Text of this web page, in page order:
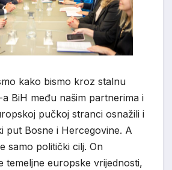
kako bismo kroz stalnu
BiH među našim partnerima i
pučkoj stranci osnažili i
put Bosne i Hercegovine. A
samo politički cilj. On
temeljne europske vrijednosti,